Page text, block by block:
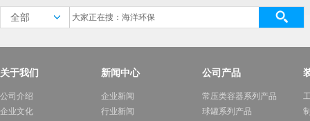
全部
关于我们
公司介绍
企业文化
新闻中心
企业新闻
行业新闻
公司产品
常压类容器系列产品
球罐系列产品